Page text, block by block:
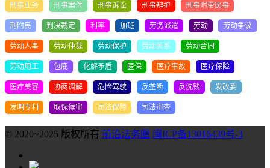
刑事业务 刑事案件 刑事诉讼 刑事辩护 刑事附带民事
刑附民 判决裁定 利率 加班 劳务派遣 劳动 劳动争议
劳动人事 劳动仲裁 劳动保护 劳动关系 劳动合同
劳动用工 包庇 化解矛盾 医保 医疗事故 医疗保险
医疗美容 协商调解 危险驾驶 反垄断 反洗钱 发改委
发明专利 取保候审 司法保障 司法审查
© 2020~2025 版权所有 前沿法务圈 闽ICP备13016439号-3